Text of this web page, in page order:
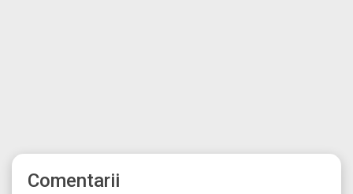
Comentarii